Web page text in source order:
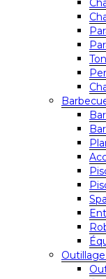
Spa